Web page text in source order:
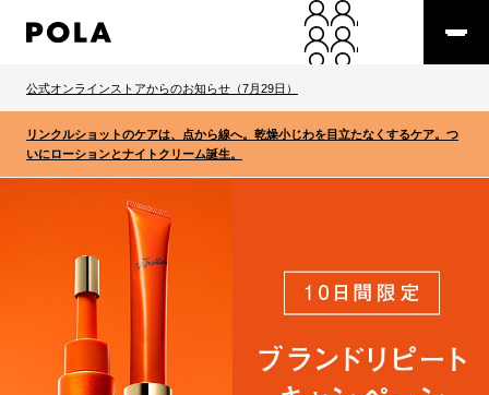
公式オンラインストアからのお知らせ（7月29日）
リンクルショットのケアは、点から線へ。乾燥小じわを目立たなくするケア。つ
いにローションとナイトクリーム誕生。